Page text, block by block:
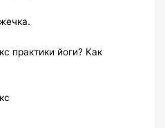
практики йоги? Как